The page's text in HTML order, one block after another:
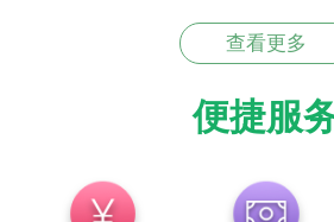
查看更多
便捷服